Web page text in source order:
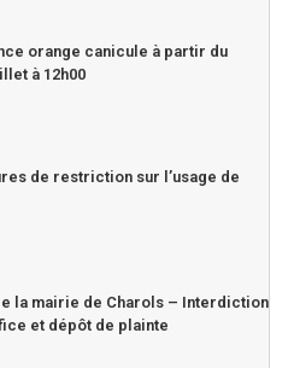
orange canicule à partir du
à 12h00
de restriction sur l’usage de
la mairie de Charols – Interdiction
et dépôt de plainte